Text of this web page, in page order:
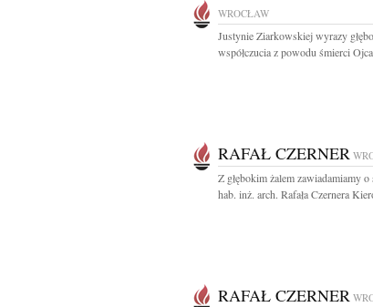
WROCŁAW
Justynie Ziarkowskiej wyrazy
współczucia z powodu śmierci Ojca
RAFAŁ CZERNER
Z głębokim żalem zawiadamiamy
hab. inż. arch. Rafała Czernera
RAFAŁ CZERNER